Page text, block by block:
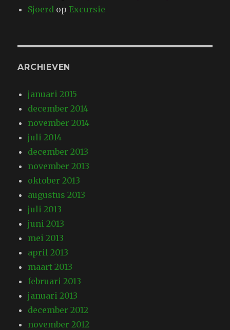
Sjoerd opExcursie
ARCHIEVEN
januari 2015
december 2014
november 2014
juli 2014
december 2013
november 2013
oktober 2013
augustus 2013
juli 2013
juni 2013
mei 2013
april 2013
maart 2013
februari 2013
januari 2013
december 2012
november 2012